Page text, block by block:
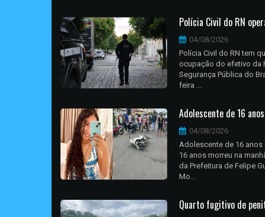
Polícia Civil do RN
04/08/2026
Polícia Civil do RN tem
ocupação do efetivo da
Segurança Pública do
feira ...
Adolescente de 16
04/08/2026
Adolescente de 16 anos
16 anos morreu na
da Prefeitura de Felipe
Mo...
Quarto fugitivo de